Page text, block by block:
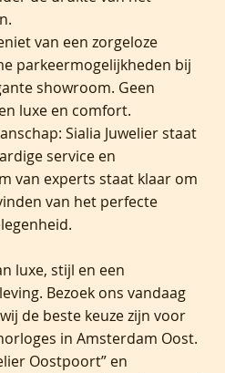
van een zorgeloze
parkeermogelijkheden bij
showroom. Geen
luxe en comfort.
Sialia Juwelier staat
service en
van experts staat klaar om
van het perfecte
luxe, stijl en een
Bezoek ons vandaag
de beste keuze zijn voor
in Amsterdam Oost.
Oostpoort” en